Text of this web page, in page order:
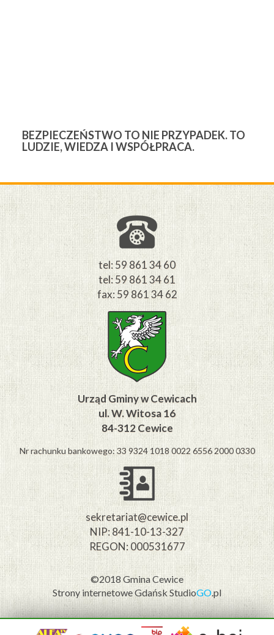
BEZPIECZEŃSTWO TO NIE PRZYPADEK. TO
LUDZIE, WIEDZA I WSPÓŁPRACA.
tel: 59 861 34 60
tel: 59 861 34 61
fax: 59 861 34 62
Urząd Gminy w Cewicach
ul. W. Witosa 16
84-312 Cewice
Nr rachunku bankowego: 33 9324 1018 0022 6556 2000 0330
sekretariat@cewice.pl
NIP: 841-10-13-327
REGON: 000531677
©2018 Gmina Cewice
Strony internetowe Gdańsk StudioGO.pl